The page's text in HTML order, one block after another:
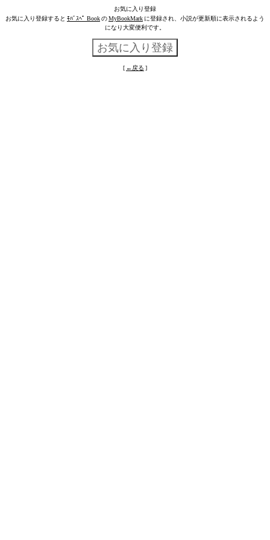
お気に入り登録
お気に入り登録すると ﾓﾊﾞｽﾍﾟ BookのMyBookMark に登録され、小説が更新順に表示されるよう
になり大変便利です。
[ ←戻る ]